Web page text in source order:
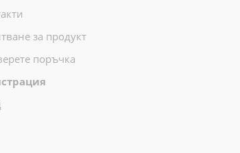
за продукт
поръчка